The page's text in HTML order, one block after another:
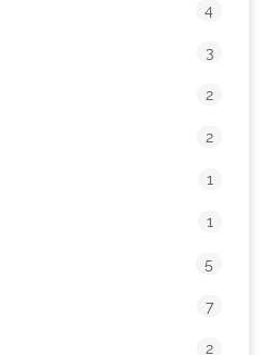
4
3
2
2
1
1
5
7
2